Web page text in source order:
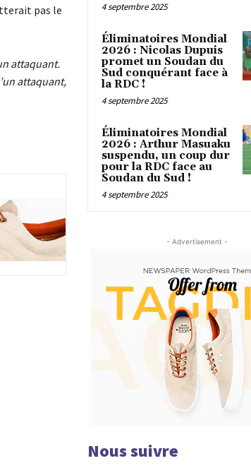
pas le
attaquant.
attaquant,
4 septembre 2025
Éliminatoires Mondial
2026 : Nicolas Dupuis
promet un Soudan du
Sud conquérant face à
la RDC !
4 septembre 2025
Éliminatoires Mondial
2026 : Arthur Masuaku
suspendu, un coup dur
pour la RDC face au
Soudan du Sud !
4 septembre 2025
- Advertisement -
Nous suivre